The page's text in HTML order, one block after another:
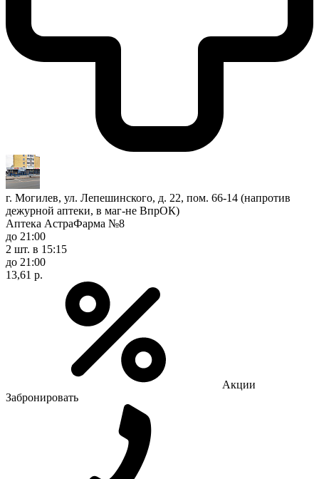
г. Могилев, ул. Лепешинского, д. 22, пом. 66-14 (напротив
дежурной аптеки, в маг-не ВпрОК)
Аптека АстраФарма №8
до 21:00
2 шт. в 15:15
до 21:00
13,61 р.
Акции
Забронировать